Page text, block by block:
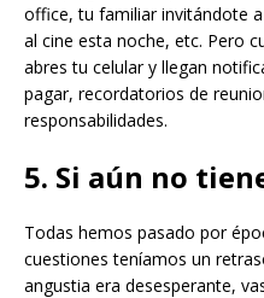
office, tu familiar invitándote
al cine esta noche, etc. Pero
abres tu celular y llegan
pagar, recordatorios de
responsabilidades.
5. Si aún no
Todas hemos pasado por
cuestiones teníamos un
angustia era desesperante,